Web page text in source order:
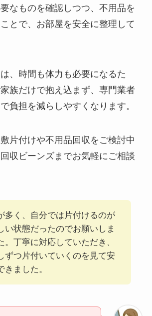
なものを確認しつつ、不用品を
とで、お部屋を安全に整理して
、時間も体力も必要になるた
族だけで抱え込まず、専門業者
負担を減らしやすくなります。
片付けや不用品回収をご検討中
収ビーンズまでお気軽にご相談
多く、自分では片付けるのが
い状態だったのでお願いしま
。丁寧に対応していただき、
ずつ片付いていくのを見て安
きました。